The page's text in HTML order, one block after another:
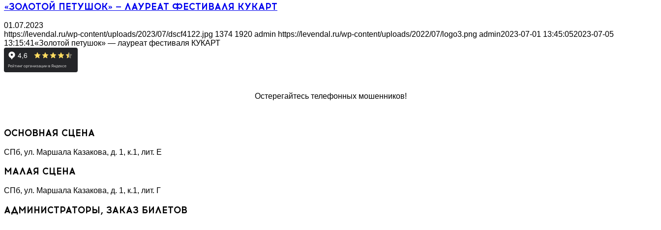
«ЗОЛОТОЙ ПЕТУШОК» — ЛАУРЕАТ ФЕСТИВАЛЯ КУКАРТ
01.07.2023
https://levendal.ru/wp-content/uploads/2023/07/dscf4122.jpg 1374 1920 admin https://levendal.ru/wp-content/uploads/2022/07/logo3.png admin2023-07-01 13:45:052023-07-05
13:15:41«Золотой петушок» — лауреат фестиваля КУКАРТ
Остерегайтесь телефонных мошенников!
ОСНОВНАЯ СЦЕНА
СПб, ул. Маршала Казакова, д. 1, к.1, лит. Е
МАЛАЯ СЦЕНА
СПб, ул. Маршала Казакова, д. 1, к.1, лит. Г
АДМИНИСТРАТОРЫ, ЗАКАЗ БИЛЕТОВ